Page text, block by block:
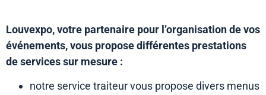
Louvexpo, votre partenaire pour l’organisation de vos
événements, vous propose différentes prestations
de services sur mesure :
notre service traiteur vous propose divers menus